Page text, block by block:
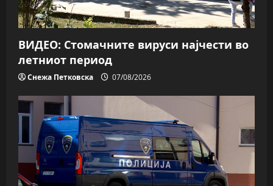
ВИДЕО: Стомачните вируси најчести во
летниот период
Снежа Петковска 07/08/2026